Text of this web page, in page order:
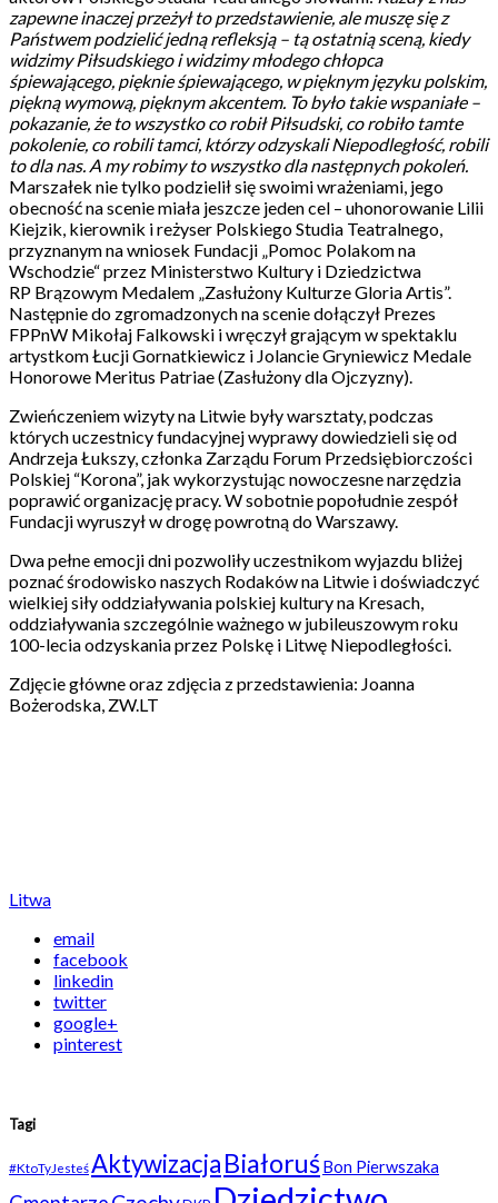
zapewne inaczej przeżył to przedstawienie, ale muszę się z
Państwem podzielić jedną refleksją – tą ostatnią sceną, kiedy
widzimy Piłsudskiego i widzimy młodego chłopca
śpiewającego, pięknie śpiewającego, w pięknym języku polskim,
piękną wymową, pięknym akcentem. To było takie wspaniałe –
pokazanie, że to wszystko co robił Piłsudski, co robiło tamte
pokolenie, co robili tamci, którzy odzyskali Niepodległość, robili
to dla nas. A my robimy to wszystko dla następnych pokoleń.
Marszałek nie tylko podzielił się swoimi wrażeniami, jego
obecność na scenie miała jeszcze jeden cel – uhonorowanie Lilii
Kiejzik, kierownik i reżyser Polskiego Studia Teatralnego,
przyznanym na wniosek Fundacji „Pomoc Polakom na
Wschodzie“ przez Ministerstwo Kultury i Dziedzictwa
RP Brązowym Medalem „Zasłużony Kulturze Gloria Artis”.
Następnie do zgromadzonych na scenie dołączył Prezes
FPPnW Mikołaj Falkowski i wręczył grającym w spektaklu
artystkom Łucji Gornatkiewicz i Jolancie Gryniewicz Medale
Honorowe Meritus Patriae (Zasłużony dla Ojczyzny).
Zwieńczeniem wizyty na Litwie były warsztaty, podczas
których uczestnicy fundacyjnej wyprawy dowiedzieli się od
Andrzeja Łukszy, członka Zarządu Forum Przedsiębiorczości
Polskiej “Korona”, jak wykorzystując nowoczesne narzędzia
poprawić organizację pracy. W sobotnie popołudnie zespół
Fundacji wyruszył w drogę powrotną do Warszawy.
Dwa pełne emocji dni pozwoliły uczestnikom wyjazdu bliżej
poznać środowisko naszych Rodaków na Litwie i doświadczyć
wielkiej siły oddziaływania polskiej kultury na Kresach,
oddziaływania szczególnie ważnego w jubileuszowym roku
100-lecia odzyskania przez Polskę i Litwę Niepodległości.
Zdjęcie główne oraz zdjęcia z przedstawienia: Joanna
Bożerodska, ZW.LT
Litwa
email
facebook
linkedin
twitter
google+
pinterest
Tagi
#KtoTyJesteśAktywizacjaBiałoruśBon Pierwszaka